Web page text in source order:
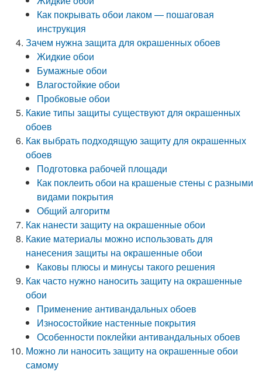
Как покрывать обои лаком — пошаговая
инструкция
Зачем нужна защита для окрашенных обоев
Жидкие обои
Бумажные обои
Влагостойкие обои
Пробковые обои
Какие типы защиты существуют для окрашенных
обоев
Как выбрать подходящую защиту для окрашенных
обоев
Подготовка рабочей площади
Как поклеить обои на крашеные стены с разными
видами покрытия
Общий алгоритм
Как нанести защиту на окрашенные обои
Какие материалы можно использовать для
нанесения защиты на окрашенные обои
Каковы плюсы и минусы такого решения
Как часто нужно наносить защиту на окрашенные
обои
Применение антивандальных обоев
Износостойкие настенные покрытия
Особенности поклейки антивандальных обоев
Можно ли наносить защиту на окрашенные обои
самому